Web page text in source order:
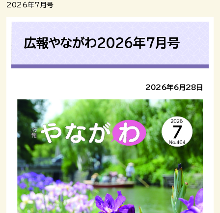
2026年7月号
広報やながわ2026年7月号
2026年6月28日